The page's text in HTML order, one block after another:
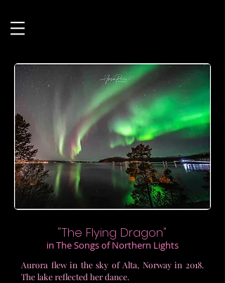
"The Flying Dragon"
in The Songs of Northern Lights
Aurora flew in the sky of Alta, Norway in 2018.
The lake reflected her dance.